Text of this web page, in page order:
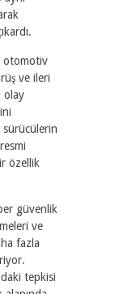
otomotiv
ve ileri
olay
sürücülerin
özellik
güvenlik
ve
fazla
tepkisi